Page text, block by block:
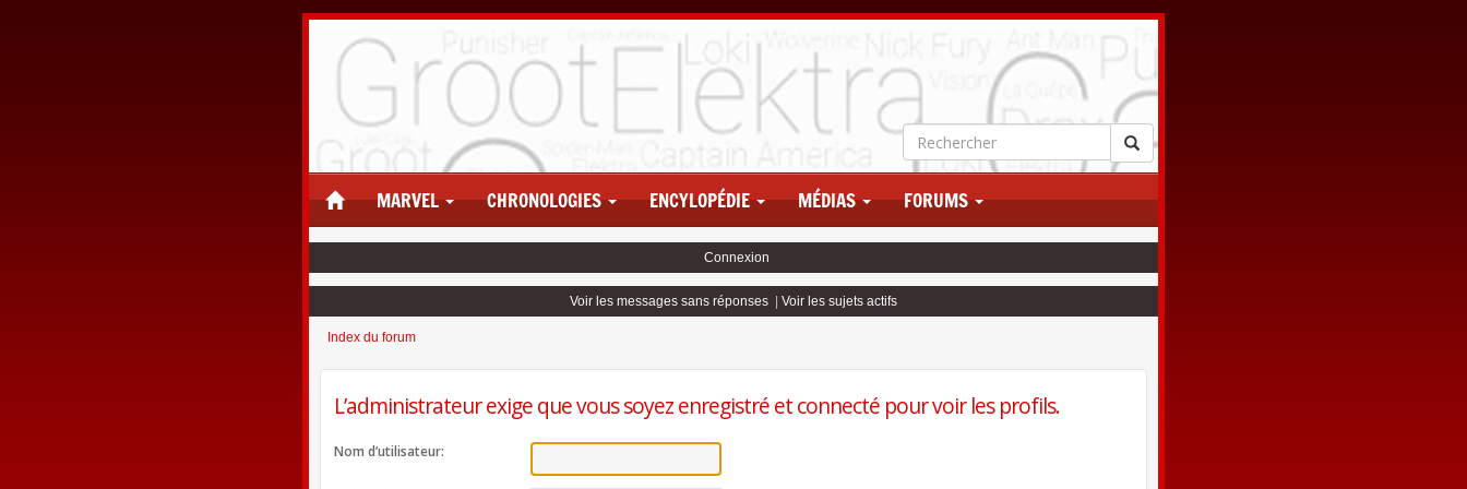
MARVEL CHRONOLOGIES ENCYLOPÉDIE MÉDIAS FORUMS
Connexion
Voir les messages sans réponses Voir les sujets actifs
Index du forum
L’administrateur exige que vous soyez enregistré et connecté pour voir les profils.
Nom d’utilisateur: